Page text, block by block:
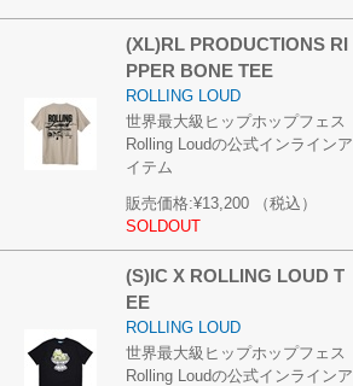
(XL)RL PRODUCTIONS RI
PPER BONE TEE
ROLLING LOUD
世界最大級ヒップホップフェス
Rolling Loudの公式インラインア
イテム
販売価格:¥13,200
（税込）
SOLDOUT
(S)IC X ROLLING LOUD T
EE
ROLLING LOUD
世界最大級ヒップホップフェス
Rolling Loudの公式インラインア